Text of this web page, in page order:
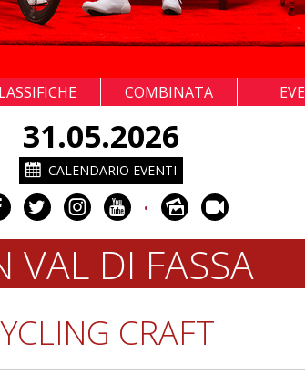
COMBINATA
31.05.2026
CALENDARIO EVENTI
•
VAL DI FASSA
CRAFT